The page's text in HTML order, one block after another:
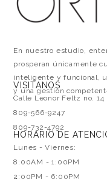
En nuestro estudio,
prosperan únicamente
inteligente y funcional,
y una gestión
VISITANOS
Calle Leonor Feltz no. 14
809-566-9247
809-732-4792
HORARIO DE
Lunes - Viernes:
8:00AM - 1:00PM
2:00PM - 6:00PM